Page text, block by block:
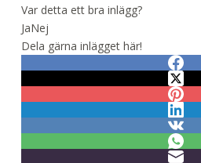
Var detta ett bra inlägg?
JaNej
Dela gärna inlägget här!